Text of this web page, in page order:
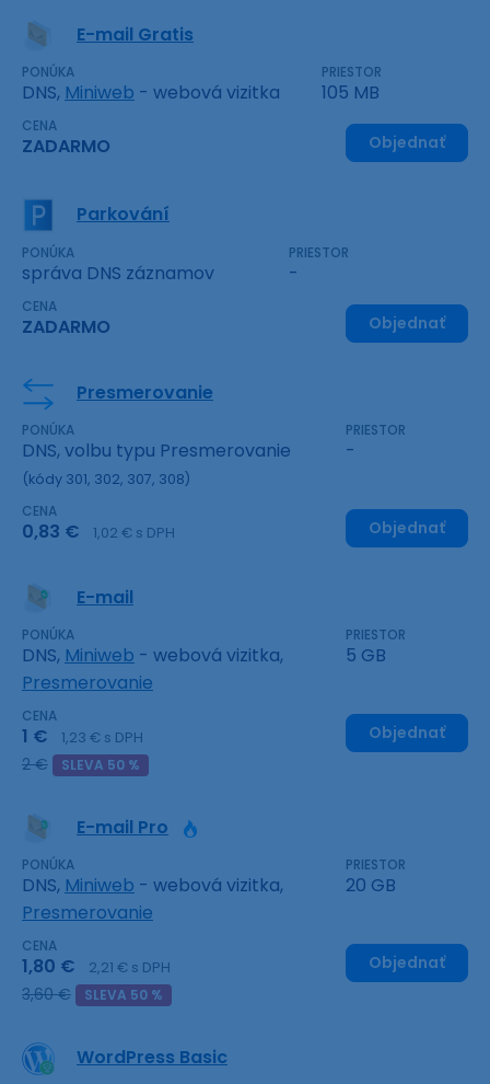
E-mail Gratis
PONÚKA
DNS, Miniweb - webová vizitka
PRIESTOR
105 MB
CENA
ZADARMO Objednať
Parkování
PONÚKA
správa DNS záznamov
PRIESTOR
-
CENA
ZADARMO Objednať
Presmerovanie
PONÚKA
DNS, volbu typu Presmerovanie
(kódy 301, 302, 307, 308)
PRIESTOR
-
CENA
0,83 € 1,02 € s DPH Objednať
E-mail
PONÚKA
DNS, Miniweb - webová vizitka,
Presmerovanie
PRIESTOR
5 GB
CENA
1 € 1,23 € s DPH
2 € SLEVA 50 %
Objednať
E-mail Pro
PONÚKA
DNS, Miniweb - webová vizitka,
Presmerovanie
PRIESTOR
20 GB
CENA
1,80 € 2,21 € s DPH
3,60 € SLEVA 50 %
Objednať
WordPress Basic